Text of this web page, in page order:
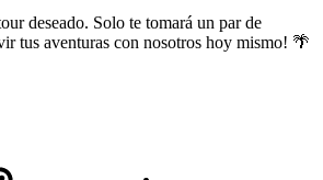
deseado. Solo te tomará un par de
tus aventuras con nosotros hoy mismo! 🌴